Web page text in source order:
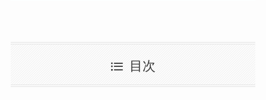
目次